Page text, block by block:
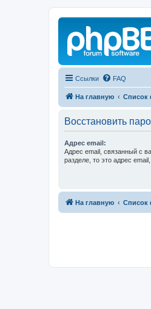
Ссылки FAQ
На главную Список
Восстановить
Адрес email:
Адрес email, связанный с
разделе, то это адрес
На главную Список